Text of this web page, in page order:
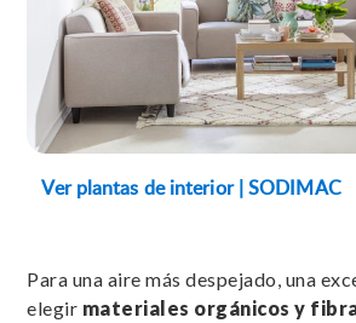
Ver plantas de interior | SODIMAC
Para una aire más despejado, una
elegir materiales orgánicos y